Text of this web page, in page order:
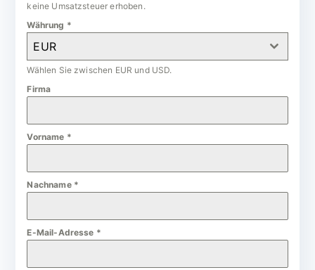
keine Umsatzsteuer erhoben.
Währung *
EUR
Wählen Sie zwischen EUR und USD.
Firma
Vorname *
Nachname *
E-Mail-Adresse *